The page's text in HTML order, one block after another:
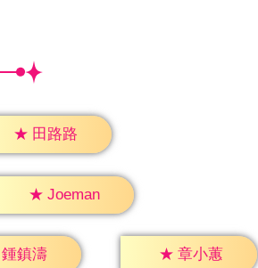
★ 田路路
★ Joeman
鍾鎮濤 ★ 章小蕙